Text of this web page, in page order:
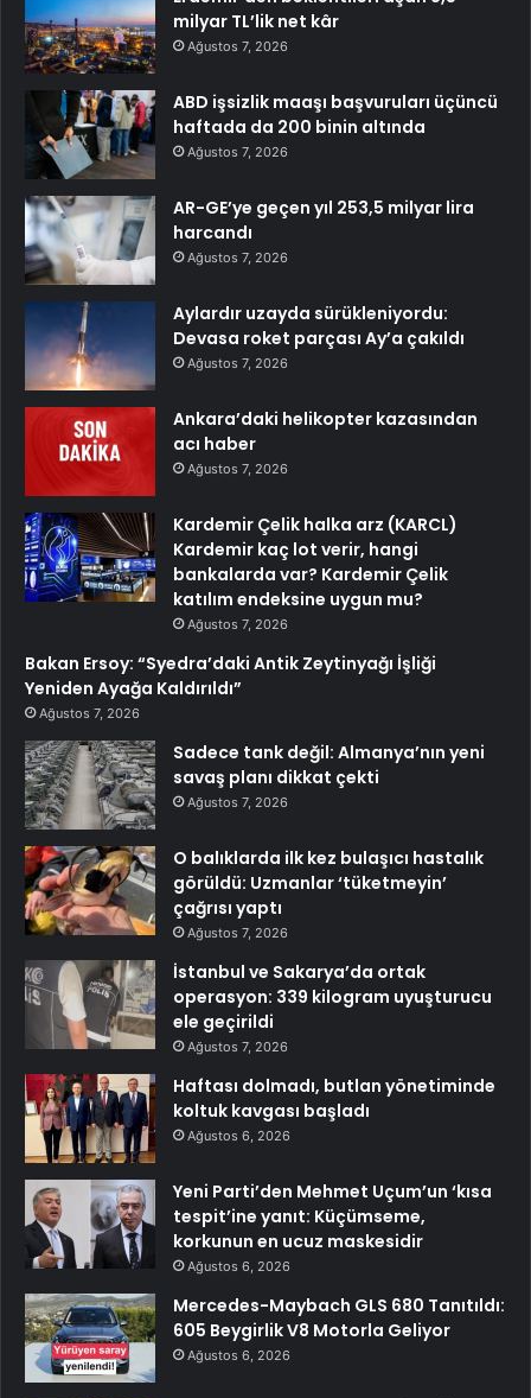
milyar TL’lik net kâr
Ağustos 7, 2026
ABD işsizlik maaşı başvuruları üçüncü
haftada da 200 binin altında
Ağustos 7, 2026
AR-GE’ye geçen yıl 253,5 milyar lira
harcandı
Ağustos 7, 2026
Aylardır uzayda sürükleniyordu:
Devasa roket parçası Ay’a çakıldı
Ağustos 7, 2026
Ankara’daki helikopter kazasından
acı haber
Ağustos 7, 2026
Kardemir Çelik halka arz (KARCL)
Kardemir kaç lot verir, hangi
bankalarda var? Kardemir Çelik
katılım endeksine uygun mu?
Ağustos 7, 2026
Bakan Ersoy: “Syedra’daki Antik Zeytinyağı İşliği
Yeniden Ayağa Kaldırıldı”
Ağustos 7, 2026
Sadece tank değil: Almanya’nın yeni
savaş planı dikkat çekti
Ağustos 7, 2026
O balıklarda ilk kez bulaşıcı hastalık
görüldü: Uzmanlar ‘tüketmeyin’
çağrısı yaptı
Ağustos 7, 2026
İstanbul ve Sakarya’da ortak
operasyon: 339 kilogram uyuşturucu
ele geçirildi
Ağustos 7, 2026
Haftası dolmadı, butlan yönetiminde
koltuk kavgası başladı
Ağustos 6, 2026
Yeni Parti’den Mehmet Uçum’un ‘kısa
tespit’ine yanıt: Küçümseme,
korkunun en ucuz maskesidir
Ağustos 6, 2026
Mercedes-Maybach GLS 680 Tanıtıldı:
605 Beygirlik V8 Motorla Geliyor
Ağustos 6, 2026